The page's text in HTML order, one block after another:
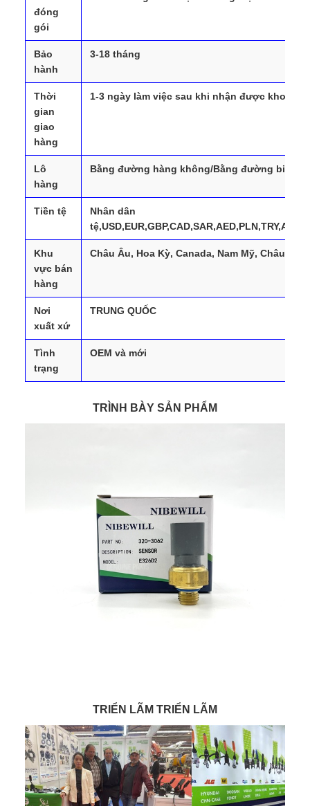
đóng
gói
Bảo
hành
3-18 tháng
Thời
gian
giao
hàng
1-3 ngày làm việc sau khi nhận được khoản
Lô
hàng
Bằng đường hàng không/Bằng đường biển/
Tiền tệ
Nhân dân
Khu
vực bán
hàng
Châu Âu, Hoa Kỳ, Canada, Nam Mỹ, Châu
Nơi
xuất xứ
TRUNG QUỐC
Tình
trạng
OEM và mới
TRÌNH BÀY SẢN PHẨM
TRIỂN LÃM TRIỂN LÃM